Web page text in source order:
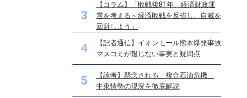
3
【コラム】「敗戦後81年、経済財政運
営を考える～経済敗戦を反省し、自滅を
回避しよう」
4
【記者通信】イオンモール熊本爆発事故
マスコミが報じない事実と疑問点
5
【論考】懸念される「複合石油危機」
中東情勢の現況を徹底解説